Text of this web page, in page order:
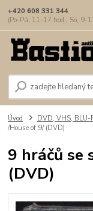
+420 608 331 344
(Po-Pá, 11-17 hod.; So, 9-
Úvod DVD, VHS, BLU-
/House of 9/ (DVD)
9 hráčů se
(DVD)